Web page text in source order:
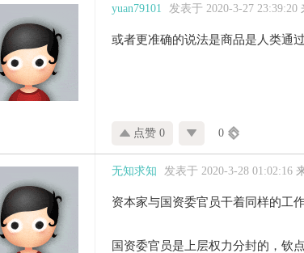
yuan79101 发表于 2020-3-27 23:39:20
或者更准确的说法是商品是人类通
点赞 0 0
无知求知 发表于 2020-3-28 01:02:16
资本家与国资委官员干着同样的工
国资委官员是上层权力分封的，钦